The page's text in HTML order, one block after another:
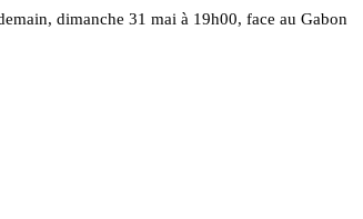
dimanche 31 mai à 19h00, face au Gabon